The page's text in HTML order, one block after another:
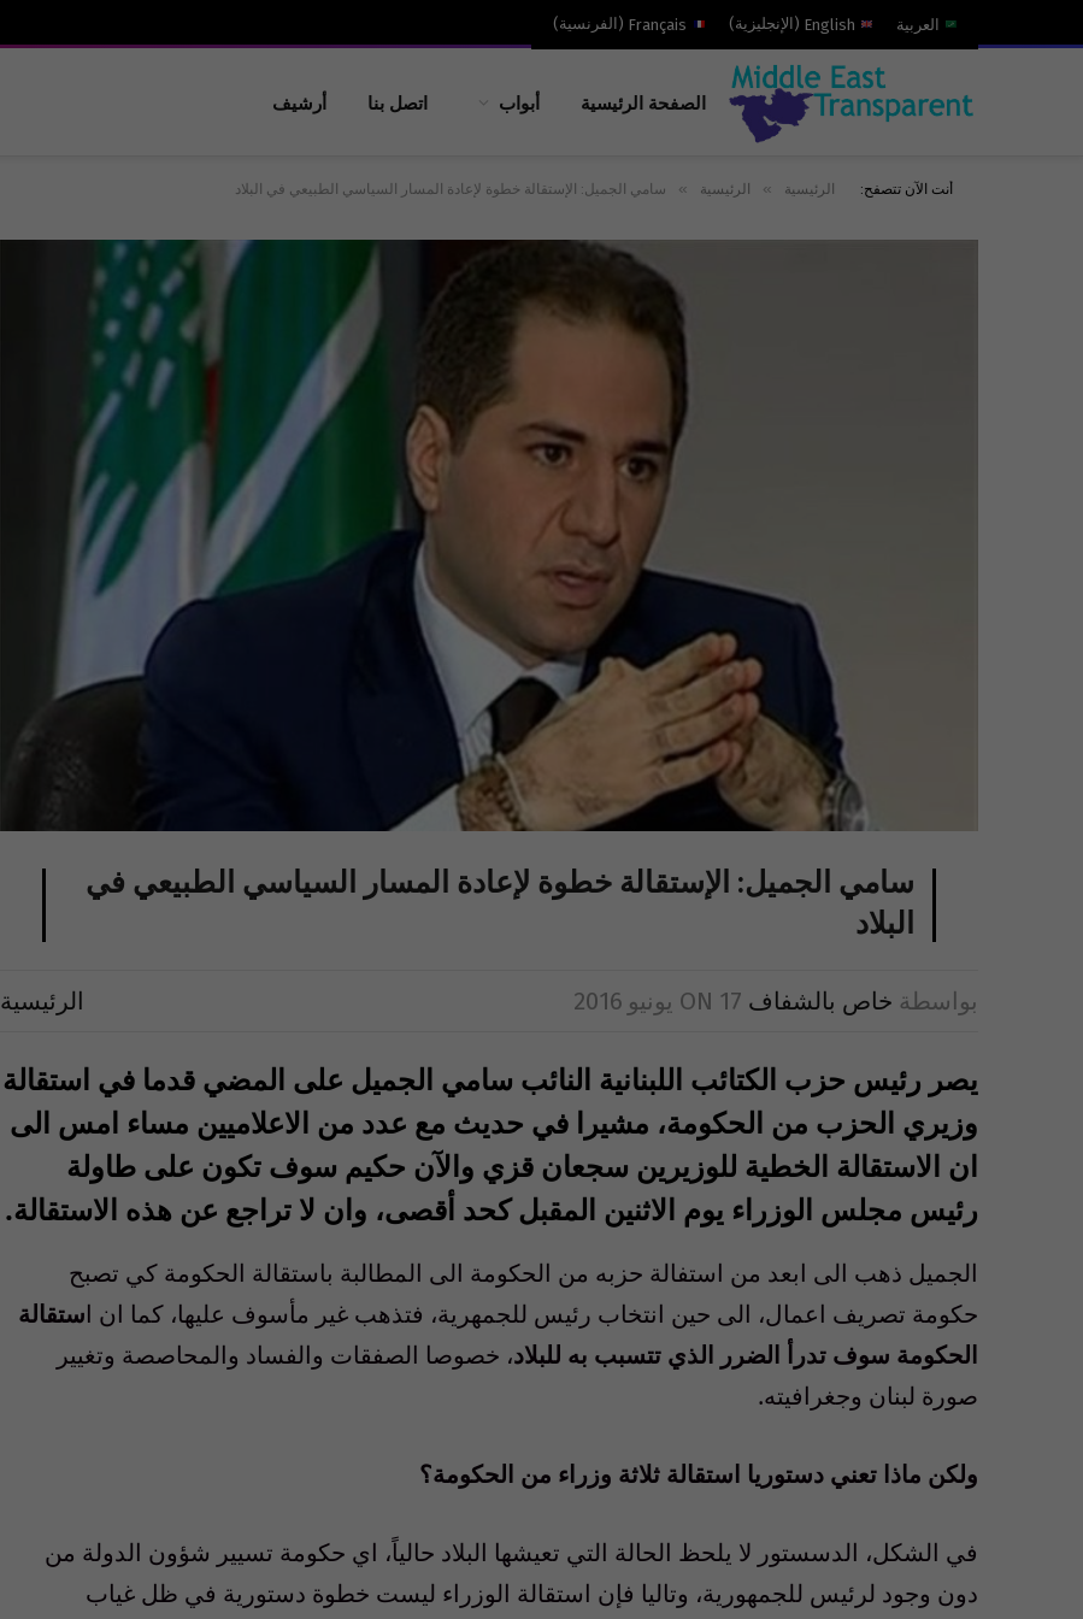
العربية English
( الإنجليزية)
Français
( الفرنسية)
الصفحة الرئيسية أبواب اتصل بنا أرشيف
أنت الآن تتصفح: الرئيسية » الرئيسية » سامي الجميل: الإستقالة خطوة لإعادة المسار السياسي الطبيعي في البلاد
سامي الجميل: الإستقالة خطوة لإعادة المسار السياسي الطبيعي في
البلاد
بواسطة خاص بالشفاف ON 17 يونيو 2016 الرئيسية
يصر رئيس حزب الكتائب اللبنانية النائب سامي الجميل على المضي قدما في استقالة
وزيري الحزب من الحكومة، مشيرا في حديث مع عدد من الاعلاميين مساء امس الى
ان الاستقالة الخطية للوزيرين سجعان قزي والآن حكيم سوف تكون على طاولة
رئيس مجلس الوزراء يوم الاثنين المقبل كحد أقصى، وان لا تراجع عن هذه الاستقالة.
الجميل ذهب الى ابعد من استفالة حزبه من الحكومة الى المطالبة باستقالة الحكومة كي تصبح
حكومة تصريف اعمال، الى حين انتخاب رئيس للجمهرية، فتذهب غير مأسوف عليها، كما ان استقالة
الحكومة سوف تدرأ الضرر الذي تتسبب به للبلاد، خصوصا الصفقات والفساد والمحاصصة وتغيير
صورة لبنان وجغرافيته.
ولكن ماذا تعني دستوريا استقالة ثلاثة وزراء من الحكومة؟
في الشكل، الدسستور لا يلحظ الحالة التي تعيشها البلاد حالياً، اي حكومة تسيير شؤون الدولة من
دون وجود لرئيس للجمهورية، وتاليا فإن استقالة الوزراء ليست خطوة دستورية في ظل غياب